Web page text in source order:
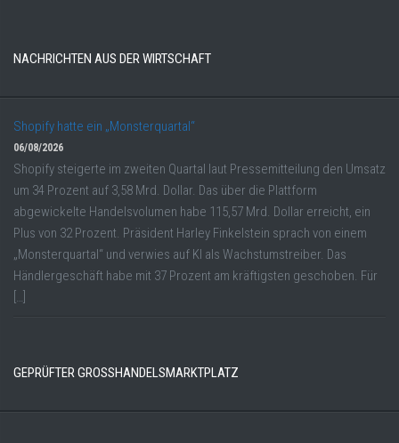
NACHRICHTEN AUS DER WIRTSCHAFT
Shopify hatte ein „Monsterquartal“
06/08/2026
Shopify steigerte im zweiten Quartal laut Pressemitteilung den Umsatz
um 34 Prozent auf 3,58 Mrd. Dollar. Das über die Plattform
abgewickelte Handelsvolumen habe 115,57 Mrd. Dollar erreicht, ein
Plus von 32 Prozent. Präsident Harley Finkelstein sprach von einem
„Monsterquartal“ und verwies auf KI als Wachstumstreiber. Das
Händlergeschäft habe mit 37 Prozent am kräftigsten geschoben. Für
[…]
GEPRÜFTER GROSSHANDELSMARKTPLATZ